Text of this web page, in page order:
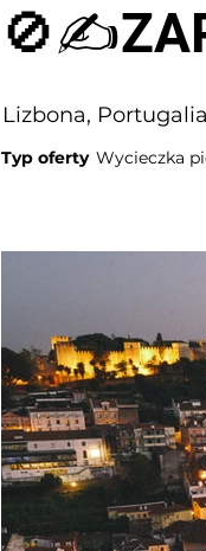
Lizbona, Portugalia
Typ oferty Wycieczka